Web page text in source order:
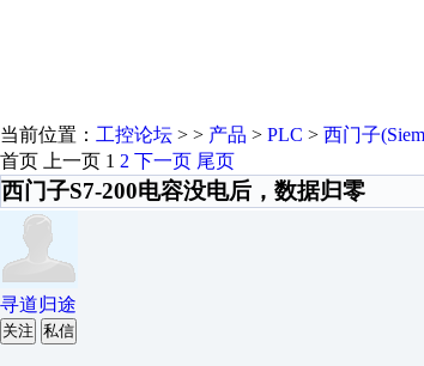
当前位置： 工控论坛 > > 产品 > PLC > 西门子
首页 上一页 1 2 下一页 尾页
西门子S7-200电容没电后，数据归零
寻道归途
关注 私信